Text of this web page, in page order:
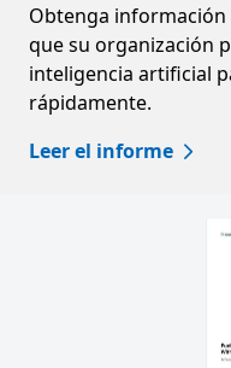
Obtenga información
que su organización
inteligencia artificial
rápidamente.
Leer el informe